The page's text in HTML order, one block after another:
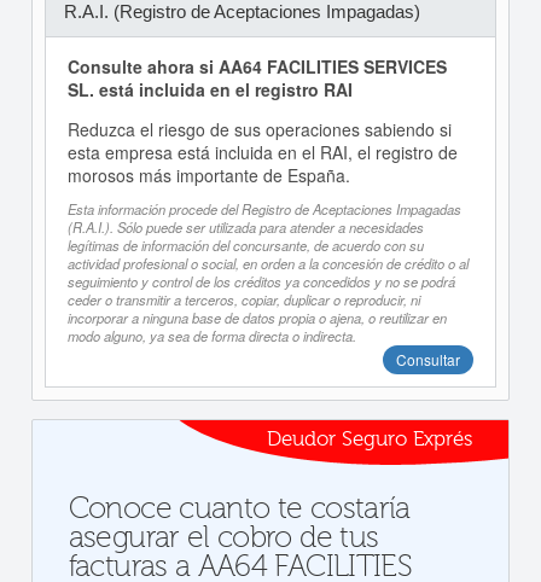
R.A.I. (Registro de Aceptaciones Impagadas)
Consulte ahora si AA64 FACILITIES SERVICES
SL. está incluida en el registro RAI
Reduzca el riesgo de sus operaciones sabiendo si
esta empresa está incluida en el RAI, el registro de
morosos más importante de España.
Esta información procede del Registro de Aceptaciones Impagadas
(R.A.I.). Sólo puede ser utilizada para atender a necesidades
legítimas de información del concursante, de acuerdo con su
actividad profesional o social, en orden a la concesión de crédito o al
seguimiento y control de los créditos ya concedidos y no se podrá
ceder o transmitir a terceros, copiar, duplicar o reproducir, ni
incorporar a ninguna base de datos propia o ajena, o reutilizar en
modo alguno, ya sea de forma directa o indirecta.
Consultar
Deudor Seguro Exprés
Conoce cuanto te costaría
asegurar el cobro de tus
facturas a AA64 FACILITIES